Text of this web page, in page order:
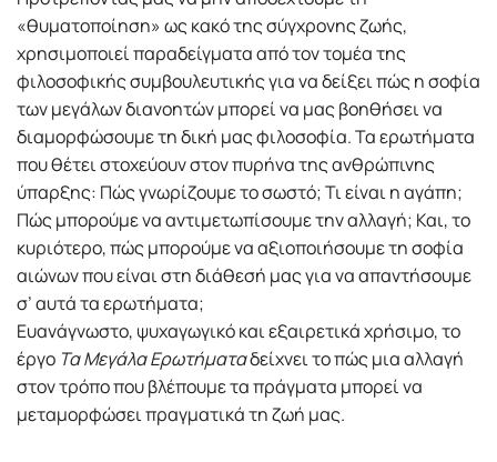
«θυματοποίηση» ως κακό της σύγχρονης ζωής,
χρησιμοποιεί παραδείγματα από τον τομέα της
φιλοσοφικής συμβουλευτικής για να δείξει πώς η σοφία
των μεγάλων διανοητών μπορεί να μας βοηθήσει να
διαμορφώσουμε τη δική μας φιλοσοφία. Τα ερωτήματα
που θέτει στοχεύουν στον πυρήνα της ανθρώπινης
ύπαρξης: Πώς γνωρίζουμε το σωστό; Τι είναι η αγάπη;
Πώς μπορούμε να αντιμετωπίσουμε την αλλαγή; Και, το
κυριότερο, πώς μπορούμε να αξιοποιήσουμε τη σοφία
αιώνων που είναι στη διάθεσή μας για να απαντήσουμε
σ’ αυτά τα ερωτήματα;
Ευανάγνωστο, ψυχαγωγικό και εξαιρετικά χρήσιμο, το
έργο Τα Μεγάλα Ερωτήματαδείχνει το πώς μια αλλαγή
στον τρόπο που βλέπουμε τα πράγματα μπορεί να
μεταμορφώσει πραγματικά τη ζωή μας.